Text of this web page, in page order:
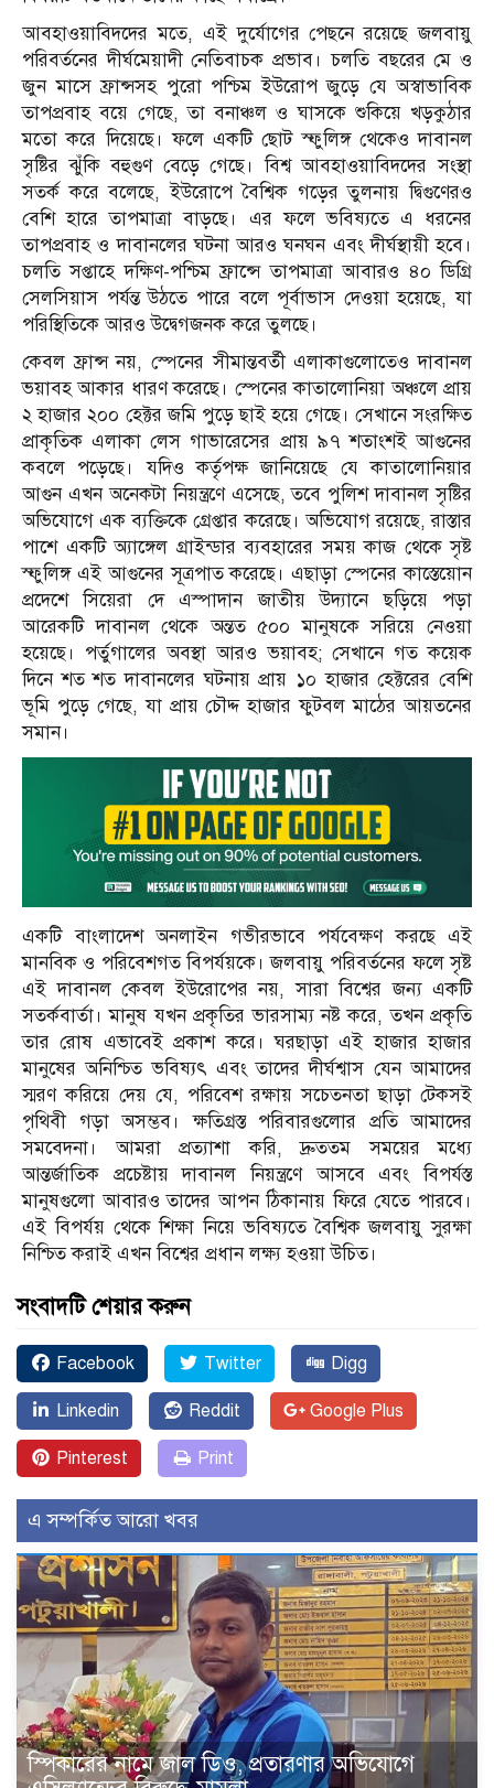
আবহাওয়াবিদদের মতে, এই দুর্যোগের পেছনে রয়েছে জলবায়ু
পরিবর্তনের দীর্ঘমেয়াদী নেতিবাচক প্রভাব। চলতি বছরের মে ও
জুন মাসে ফ্রান্সসহ পুরো পশ্চিম ইউরোপ জুড়ে যে অস্বাভাবিক
তাপপ্রবাহ বয়ে গেছে, তা বনাঞ্চল ও ঘাসকে শুকিয়ে খড়কুঠার
মতো করে দিয়েছে। ফলে একটি ছোট স্ফুলিঙ্গ থেকেও দাবানল
সৃষ্টির ঝুঁকি বহুগুণ বেড়ে গেছে। বিশ্ব আবহাওয়াবিদদের সংস্থা
সতর্ক করে বলেছে, ইউরোপে বৈশ্বিক গড়ের তুলনায় দ্বিগুণেরও
বেশি হারে তাপমাত্রা বাড়ছে। এর ফলে ভবিষ্যতে এ ধরনের
তাপপ্রবাহ ও দাবানলের ঘটনা আরও ঘনঘন এবং দীর্ঘস্থায়ী হবে।
চলতি সপ্তাহে দক্ষিণ-পশ্চিম ফ্রান্সে তাপমাত্রা আবারও ৪০ ডিগ্রি
সেলসিয়াস পর্যন্ত উঠতে পারে বলে পূর্বাভাস দেওয়া হয়েছে, যা
পরিস্থিতিকে আরও উদ্বেগজনক করে তুলছে।
কেবল ফ্রান্স নয়, স্পেনের সীমান্তবর্তী এলাকাগুলোতেও দাবানল
ভয়াবহ আকার ধারণ করেছে। স্পেনের কাতালোনিয়া অঞ্চলে প্রায়
২ হাজার ২০০ হেক্টর জমি পুড়ে ছাই হয়ে গেছে। সেখানে সংরক্ষিত
প্রাকৃতিক এলাকা লেস গাভারেসের প্রায় ৯৭ শতাংশই আগুনের
কবলে পড়েছে। যদিও কর্তৃপক্ষ জানিয়েছে যে কাতালোনিয়ার
আগুন এখন অনেকটা নিয়ন্ত্রণে এসেছে, তবে পুলিশ দাবানল সৃষ্টির
অভিযোগে এক ব্যক্তিকে গ্রেপ্তার করেছে। অভিযোগ রয়েছে, রাস্তার
পাশে একটি অ্যাঙ্গেল গ্রাইন্ডার ব্যবহারের সময় কাজ থেকে সৃষ্ট
স্ফুলিঙ্গ এই আগুনের সূত্রপাত করেছে। এছাড়া স্পেনের কাস্তেয়োন
প্রদেশে সিয়েরা দে এস্পাদান জাতীয় উদ্যানে ছড়িয়ে পড়া
আরেকটি দাবানল থেকে অন্তত ৫০০ মানুষকে সরিয়ে নেওয়া
হয়েছে। পর্তুগালের অবস্থা আরও ভয়াবহ; সেখানে গত কয়েক
দিনে শত শত দাবানলের ঘটনায় প্রায় ১০ হাজার হেক্টরের বেশি
ভূমি পুড়ে গেছে, যা প্রায় চৌদ্দ হাজার ফুটবল মাঠের আয়তনের
সমান।
একটি বাংলাদেশ অনলাইন গভীরভাবে পর্যবেক্ষণ করছে এই
মানবিক ও পরিবেশগত বিপর্যয়কে। জলবায়ু পরিবর্তনের ফলে সৃষ্ট
এই দাবানল কেবল ইউরোপের নয়, সারা বিশ্বের জন্য একটি
সতর্কবার্তা। মানুষ যখন প্রকৃতির ভারসাম্য নষ্ট করে, তখন প্রকৃতি
তার রোষ এভাবেই প্রকাশ করে। ঘরছাড়া এই হাজার হাজার
মানুষের অনিশ্চিত ভবিষ্যৎ এবং তাদের দীর্ঘশ্বাস যেন আমাদের
স্মরণ করিয়ে দেয় যে, পরিবেশ রক্ষায় সচেতনতা ছাড়া টেকসই
পৃথিবী গড়া অসম্ভব। ক্ষতিগ্রস্ত পরিবারগুলোর প্রতি আমাদের
সমবেদনা। আমরা প্রত্যাশা করি, দ্রুততম সময়ের মধ্যে
আন্তর্জাতিক প্রচেষ্টায় দাবানল নিয়ন্ত্রণে আসবে এবং বিপর্যস্ত
মানুষগুলো আবারও তাদের আপন ঠিকানায় ফিরে যেতে পারবে।
এই বিপর্যয় থেকে শিক্ষা নিয়ে ভবিষ্যতে বৈশ্বিক জলবায়ু সুরক্ষা
নিশ্চিত করাই এখন বিশ্বের প্রধান লক্ষ্য হওয়া উচিত।
সংবাদটি শেয়ার করুন
Facebook Twitter Digg
Linkedin Reddit Google Plus
Pinterest Print
এ সম্পর্কিত আরো খবর
স্পিকারের নামে জাল ডিও, প্রতারণার অভিযোগে